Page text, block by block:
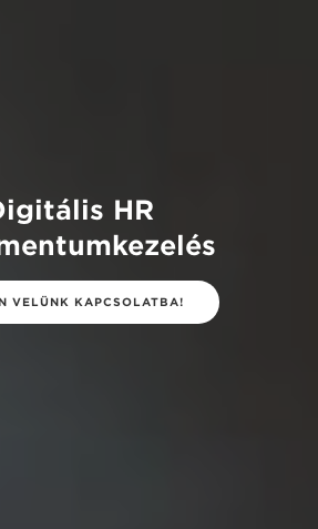
HR
VELÜNK KAPCSOLATBA!